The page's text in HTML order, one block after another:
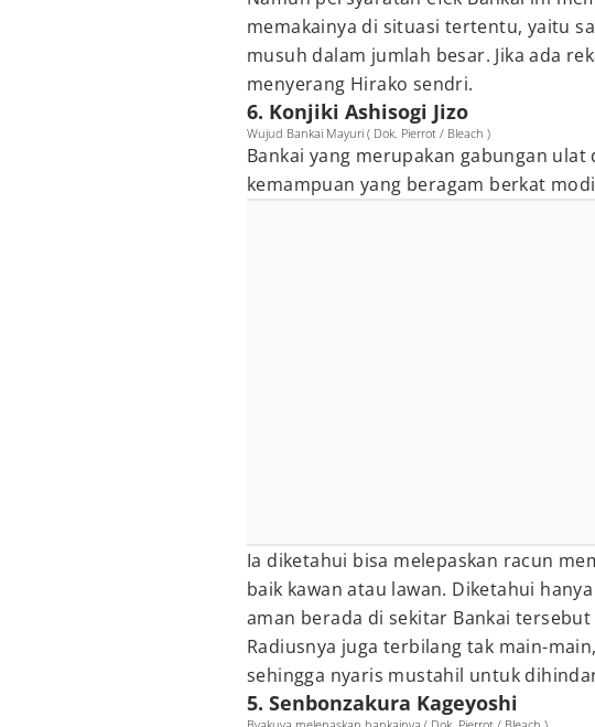
memakainya di situasi tertentu, yaitu
musuh dalam jumlah besar. Jika ada
menyerang Hirako sendri.
6. Konjiki Ashisogi Jizo
Wujud Bankai Mayuri ( Dok. Pierrot / Bleach )
Bankai yang merupakan gabungan ulat
kemampuan yang beragam berkat
Ia diketahui bisa melepaskan racun
baik kawan atau lawan. Diketahui
aman berada di sekitar Bankai
Radiusnya juga terbilang tak main-
sehingga nyaris mustahil untuk
5. Senbonzakura Kageyoshi